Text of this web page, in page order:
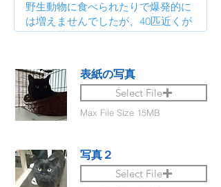
表紙の写真
Select File
Max File Size 15MB
写真２
Select File